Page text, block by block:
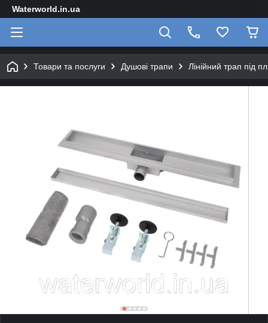
Waterworld.in.ua
Товари та послуги Душові трапи Лінійний трап під